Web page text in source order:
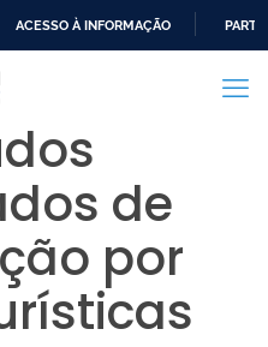
ACESSO À INFORMAÇÃO
de
por